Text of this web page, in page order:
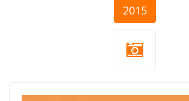
2015